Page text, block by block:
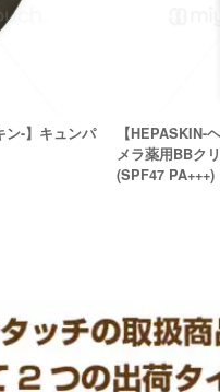
ン-】キュンパ
【HEPASKIN-
メラ薬用BBク
(SPF47 PA+++)